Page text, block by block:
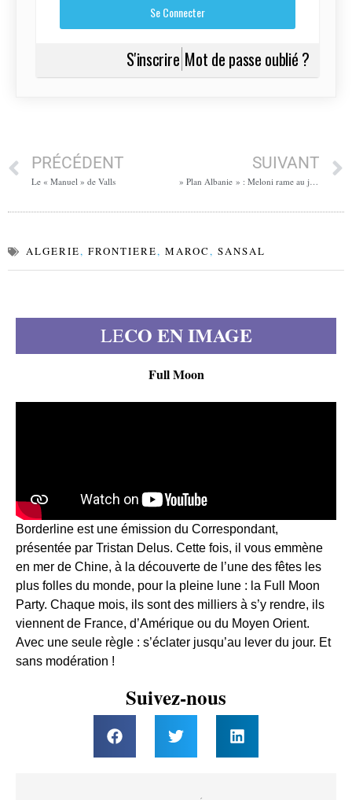
S'inscrire Mot de passe oublié ?
PRÉCÉDENT
Le « Manuel » de Valls
SUIVANT
» Plan Albanie » : Meloni rame au jardin d’Edi
ALGERIE, FRONTIERE, MAROC, SANSAL
LECO EN IMAGE
Full Moon
Borderline est une émission du Correspondant,
présentée par Tristan Delus. Cette fois, il vous emmène
en mer de Chine, à la découverte de l’une des fêtes les
plus folles du monde, pour la pleine lune : la Full Moon
Party. Chaque mois, ils sont des milliers à s’y rendre, ils
viennent de France, d’Amérique ou du Moyen Orient.
Avec une seule règle : s’éclater jusqu’au lever du jour. Et
sans modération !
Suivez-nous